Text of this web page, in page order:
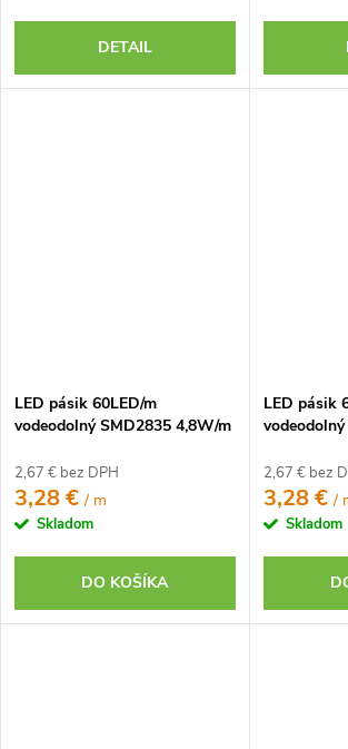
DETAIL
LED pásik 60LED/m
vodeodolný SMD2835 4,8W/m
2,67 € bez DPH
3,28 €/ m
Skladom
DO KOŠÍKA
LED pásik
2,67 € bez
3,28 €/
Skladom